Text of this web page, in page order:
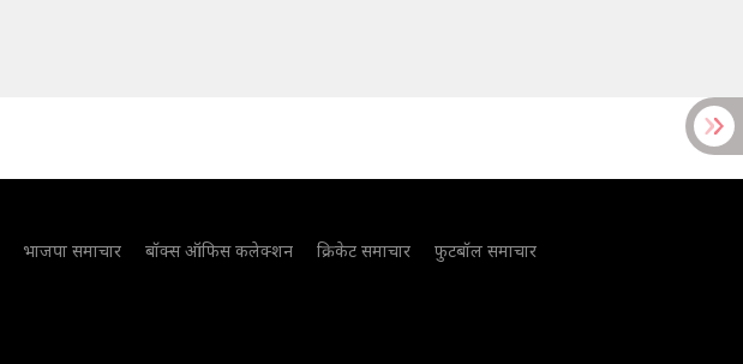
भाजपा समाचार बॉक्स ऑफिस कलेक्शन क्रिकेट समाचार
फुटबॉल समाचार